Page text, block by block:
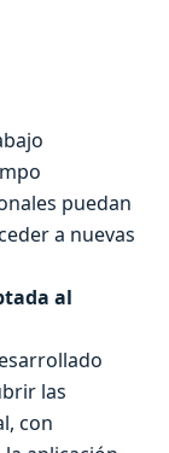
puedan
a nuevas
al
las
con